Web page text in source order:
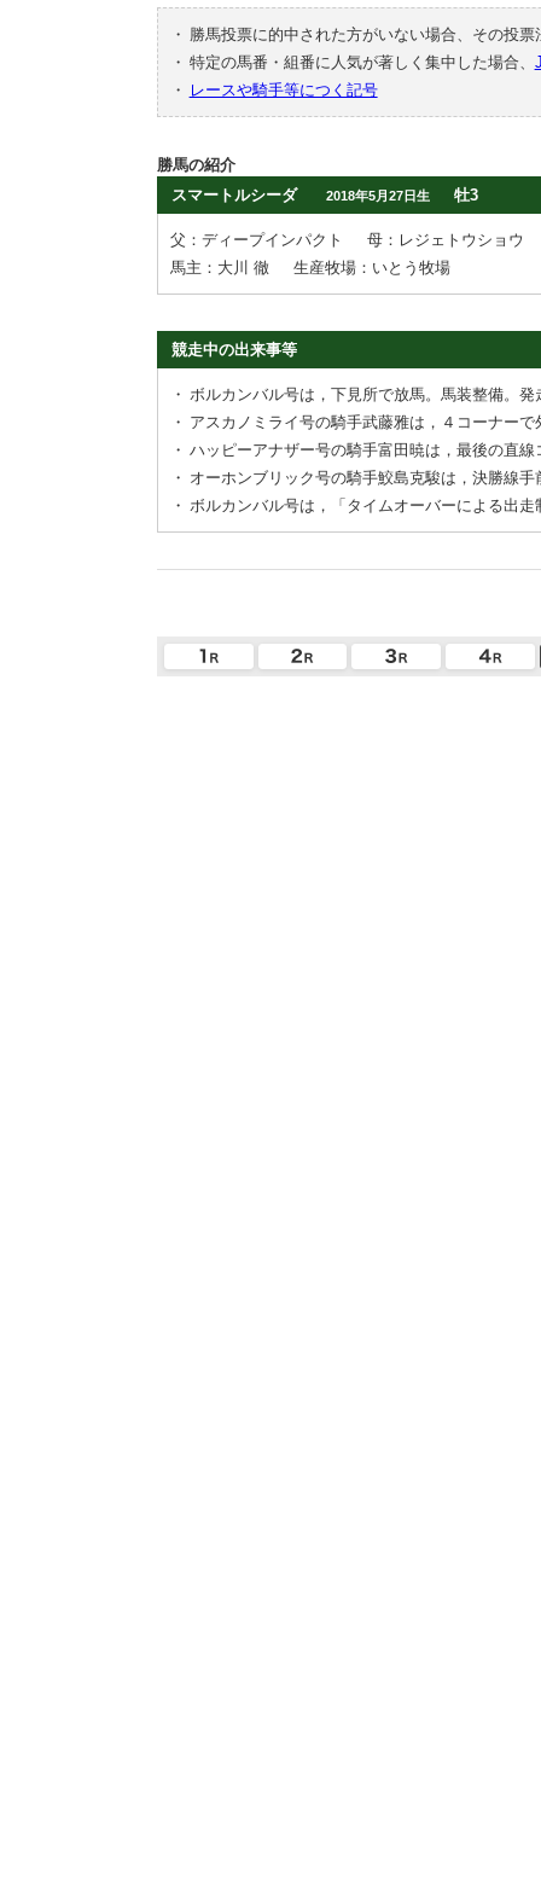
・
勝馬投票に的中された方がいない場合、その投
・ 特定の馬番・組番に人気が著しく集中した場合、
・
レースや騎手等につく記号
勝馬の紹介
スマートルシーダ
2018年5月27日生 牡3
父：ディープインパクト
母：レジェトウショウ
馬主：大川 徹
生産牧場：いとう牧場
競走中の出来事等
・ ボルカンバル号は，下見所で放馬。馬装整備。発
・ アスカノミライ号の騎手武藤雅は，４コーナー
・ ハッピーアナザー号の騎手富田暁は，最後の直
・ オーホンブリック号の騎手鮫島克駿は，決勝線
・ ボルカンバル号は，「タイムオーバーによる出